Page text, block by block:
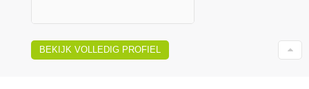
BEKIJK VOLLEDIG PROFIEL